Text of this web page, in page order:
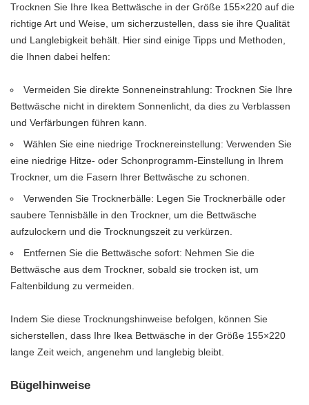
Trocknen Sie Ihre Ikea Bettwäsche in der Größe 155×220 auf die
richtige Art und Weise, um sicherzustellen, dass sie ihre Qualität
und Langlebigkeit behält. Hier sind einige Tipps und Methoden,
die Ihnen dabei helfen:
Vermeiden Sie direkte Sonneneinstrahlung: Trocknen Sie Ihre
Bettwäsche nicht in direktem Sonnenlicht, da dies zu Verblassen
und Verfärbungen führen kann.
Wählen Sie eine niedrige Trocknereinstellung: Verwenden Sie
eine niedrige Hitze- oder Schonprogramm-Einstellung in Ihrem
Trockner, um die Fasern Ihrer Bettwäsche zu schonen.
Verwenden Sie Trocknerbälle: Legen Sie Trocknerbälle oder
saubere Tennisbälle in den Trockner, um die Bettwäsche
aufzulockern und die Trocknungszeit zu verkürzen.
Entfernen Sie die Bettwäsche sofort: Nehmen Sie die
Bettwäsche aus dem Trockner, sobald sie trocken ist, um
Faltenbildung zu vermeiden.
Indem Sie diese Trocknungshinweise befolgen, können Sie
sicherstellen, dass Ihre Ikea Bettwäsche in der Größe 155×220
lange Zeit weich, angenehm und langlebig bleibt.
Bügelhinweise